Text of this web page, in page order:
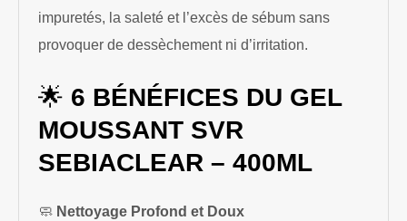
impuretés, la saleté et l’excès de sébum sans
provoquer de dessèchement ni d’irritation.
🌟 6 BÉNÉFICES DU GEL
MOUSSANT SVR
SEBIACLEAR – 400ML
🧼 Nettoyage Profond et Doux